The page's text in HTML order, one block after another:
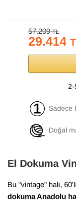
57.209TL
29.414
2-
Sadece
Doğal
El Dokuma
Bu "vintage" halı,
dokuma Anadolu